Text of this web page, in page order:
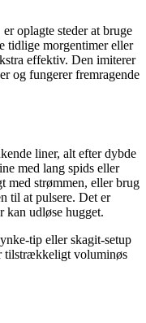
oplagte steder at bruge
tidlige morgentimer eller
effektiv. Den imiterer
og fungerer fremragende
liner, alt efter dybde
med lang spids eller
med strømmen, eller brug
til at pulsere. Det er
kan udløse hugget.
tip eller skagit-setup
tilstrækkeligt voluminøs